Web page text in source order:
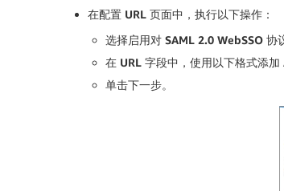
在配置 URL 页面中，执行以下操作：
选择启用对 SAML 2.0 WebSSO 协
在 URL 字段中，使用以下格式添加
单击下一步。